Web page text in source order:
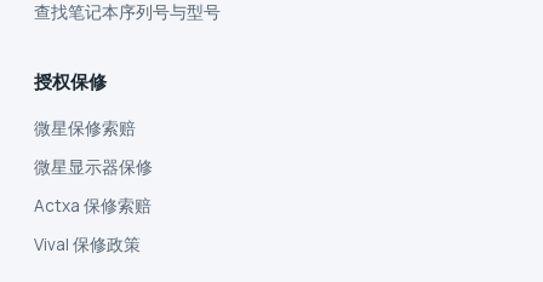
查找笔记本序列号与型号
授权保修
微星保修索赔
微星显示器保修
Actxa 保修索赔
Vival 保修政策